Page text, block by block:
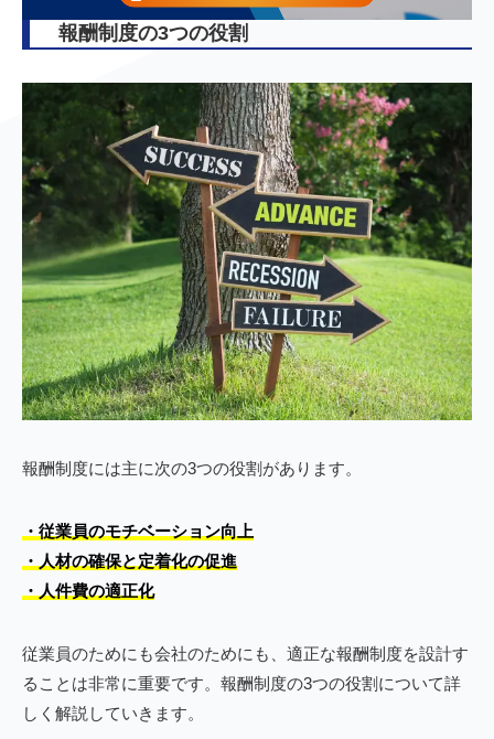
報酬制度の3つの役割
報酬制度には主に次の3つの役割があります。
・従業員のモチベーション向上
・人材の確保と定着化の促進
・人件費の適正化
従業員のためにも会社のためにも、適正な報酬制度を設計す
ることは非常に重要です。報酬制度の3つの役割について詳
しく解説していきます。